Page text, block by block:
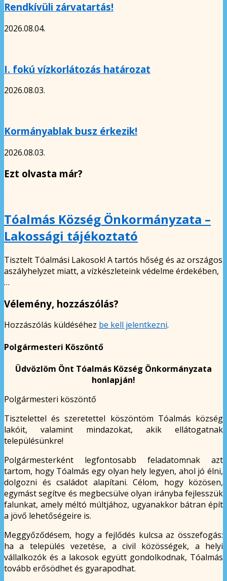
Rendkívüli zárvatartás!
2026.08.04.
I. fokú vízkorlátozás határozat
2026.08.03.
Kormányablak busz érkezik!
2026.08.03.
Ezt olvasta már?
Tóalmás Község Önkormányzata –
Lakossági tájékoztató
Tisztelt Tóalmási Lakosok! A tartós hőség és az országos
aszályhelyzet miatt, a vízkészleteink védelme érdekében,
…
Vélemény, hozzászólás?
Hozzászólás küldéséhez be kell jelentkezni.
Polgármesteri Köszöntő
Üdvözlöm Önt Tóalmás Község Önkormányzata
honlapján!
Polgármesteri köszöntő
Tisztelettel és szeretettel köszöntöm Tóalmás község
lakóit, valamint mindazokat, akik ellátogatnak
településünkre!
Polgármesterként legfontosabb feladatomnak azt
tartom, hogy Tóalmás egy olyan hely legyen, ahol jó élni,
dolgozni és családot alapítani. Célom, hogy közösen,
egymást segítve és megbecsülve olyan irányba fejlesszük
falunkat, amely méltó múltjához, ugyanakkor bátran épít
a jövő lehetőségeire is.
Meggyőződésem, hogy a fejlődés kulcsa az összefogás:
ha a település vezetése, a civil közösségek, a helyi
vállalkozók és a lakosok együtt gondolkodnak, Tóalmás
tovább erősödhet és gyarapodhat.